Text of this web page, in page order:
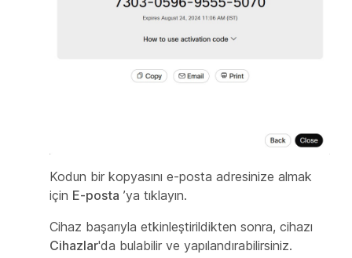
Kodun bir kopyasını e-posta adresinize almak
için E-posta ’ya tıklayın.
Cihaz başarıyla etkinleştirildikten sonra, cihazı
Cihazlar'da bulabilir ve yapılandırabilirsiniz.